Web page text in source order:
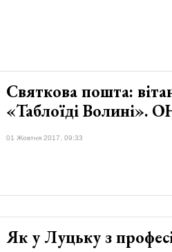
​Святкова пошта:
«Таблоїді
01 Жовтня 2017, 09:33
Як у Луцьку з